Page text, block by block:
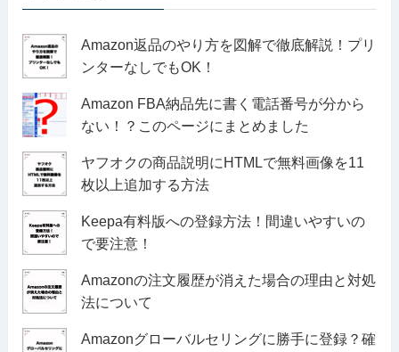
Amazon返品のやり方を図解で徹底解説！プリ
ンターなしでもOK！
Amazon FBA納品先に書く電話番号が分から
ない！？このページにまとめました
ヤフオクの商品説明にHTMLで無料画像を11
枚以上追加する方法
Keepa有料版への登録方法！間違いやすいの
で要注意！
Amazonの注文履歴が消えた場合の理由と対処
法について
Amazonグローバルセリングに勝手に登録？確